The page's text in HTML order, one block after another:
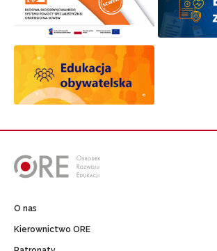
O nas
Kierownictwo ORE